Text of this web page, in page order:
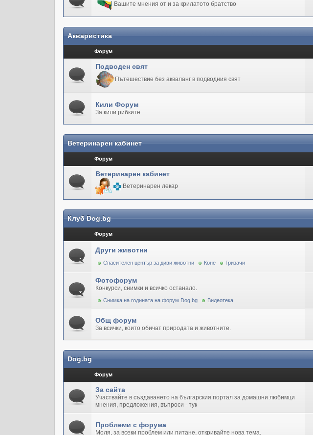
Вашите мнения от и за крилатото братство
Акваристика
Форум
Подводен свят
Пътешествие без акваланг в подводния свят
Кили Форум
За кили рибките
Ветеринарен кабинет
Форум
Ветеринарен кабинет
Ветеринарен лекар
Клуб Dog.bg
Форум
Други животни
Спасителен център за диви животни Коне Гризачи
Фотофорум
Конкурси, снимки и всичко останало.
Снимка на годината на форум Dog.bg Видеотека
Общ форум
За всички, които обичат природата и животните.
Dog.bg
Форум
За сайта
Участвайте в създаването на българския портал за домашни любимци
мнения, предложения, въпроси - тук
Проблеми с форума
Моля, за всеки проблем или питане, откривайте нова тема.